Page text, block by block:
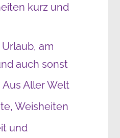
kurz und
am
auch sonst
Aller Welt
Weisheiten
und